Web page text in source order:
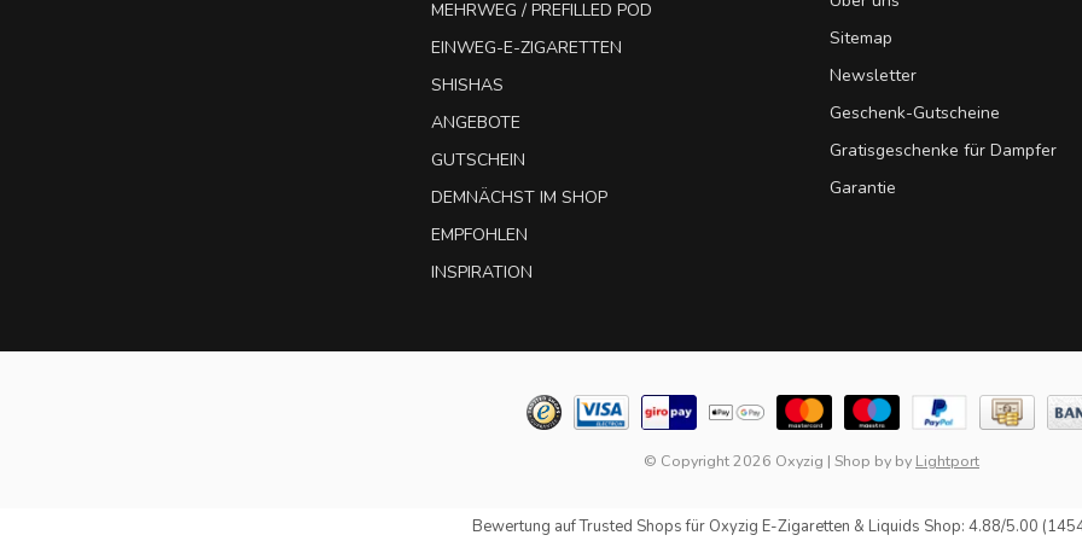
MEHRWEG / PREFILLED POD
EINWEG-E-ZIGARETTEN
SHISHAS
ANGEBOTE
GUTSCHEIN
DEMNÄCHST IM SHOP
EMPFOHLEN
INSPIRATION
Sitemap
Newsletter
Geschenk-Gutscheine
Gratisgeschenke für Dampfer
Garantie
© Copyright 2026 Oxyzig | Shop by by Lightport
Bewertung aufTrusted Shopsfür Oxyzig E-Zigaretten & Liquids Shop: 4.88/5.00